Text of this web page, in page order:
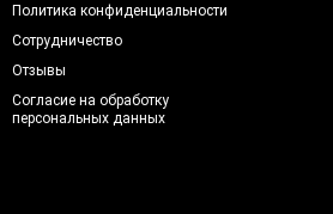
Политика конфиденциальности
Сотрудничество
Отзывы
Согласие на обработку
персональных данных